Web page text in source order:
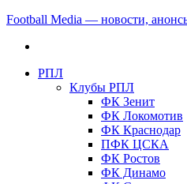
Football Media — новости,
РПЛ
Клубы РПЛ
ФК Зенит
ФК Локомотив
ФК Краснодар
ПФК ЦСКА
ФК Ростов
ФК Динамо